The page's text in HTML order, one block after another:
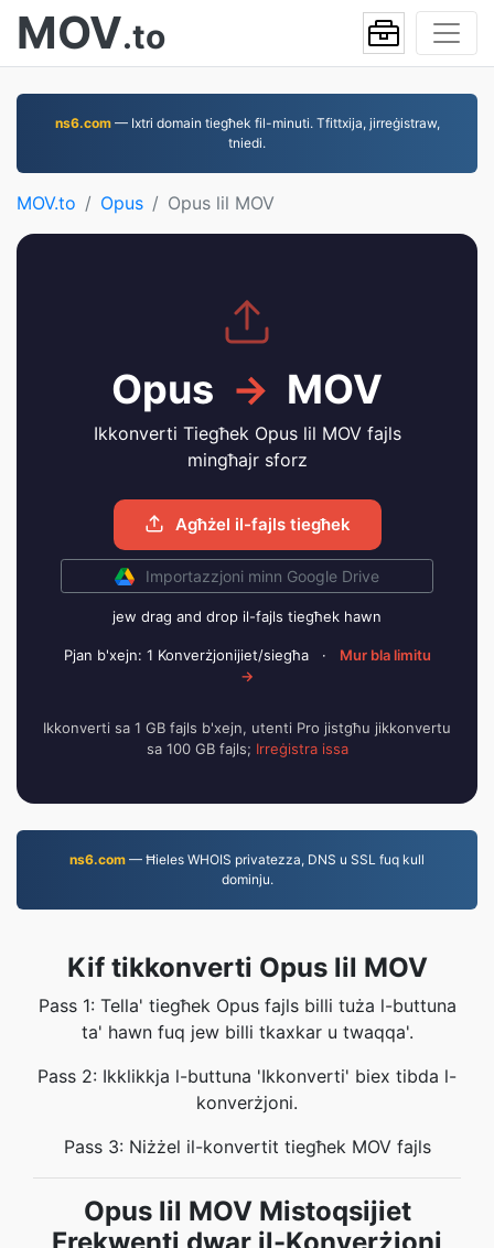
MOV.to
ns6.com— Ixtri domain tiegħek fil-minuti. Tfittxija, jirreġistraw,
tniedi.
MOV.to Opus Opus lil MOV
Opus → MOV
Ikkonverti Tiegħek Opus lil MOV fajls
mingħajr sforz
Agħżel il-fajls tiegħek
Importazzjoni minn Google Drive
jew drag and drop il-fajls tiegħek hawn
Pjan b'xejn: 1 Konverżjonijiet/siegħa ·
Mur bla limitu
→
Ikkonverti sa 1 GB fajls b'xejn, utenti Pro jistgħu jikkonvertu
sa 100 GB fajls; Irreġistra issa
ns6.com — Ħieles WHOIS privatezza, DNS u SSL fuq kull
dominju.
Kif tikkonverti Opus lil MOV
Pass 1: Tella' tiegħek Opus fajls billi tuża l-buttuna
ta' hawn fuq jew billi tkaxkar u twaqqa'.
Pass 2: Ikklikkja l-buttuna 'Ikkonverti' biex tibda l-
konverżjoni.
Pass 3: Niżżel il-konvertit tiegħek MOV fajls
Opus lil MOV Mistoqsijiet